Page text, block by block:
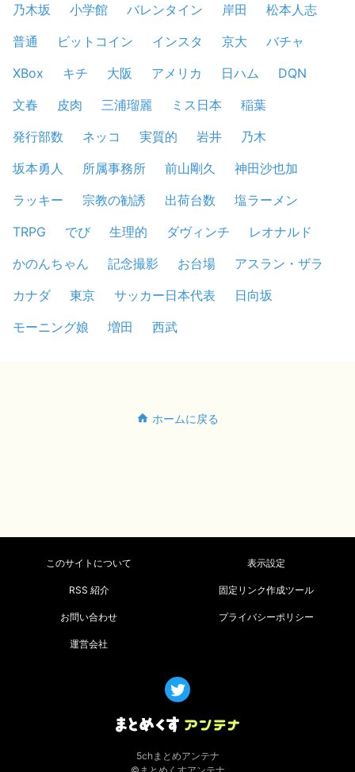
乃木坂 小学館 バレンタイン 岸田
松本人志
普通
ビットコイン インスタ 京大
バチャ
XBox
キチ 大阪 アメリカ 日ハム
DQN
文春
皮肉 三浦瑠麗 ミス日本
稲葉
発行部数
ネッコ 実質的 岩井
乃木
坂本勇人
所属事務所 前山剛久
神田沙也加
ラッキー
宗教の勧誘 出荷台数
塩ラーメン
TRPG
でび 生理的 ダヴィンチ
レオナルド
かのんちゃん
記念撮影 お台場
アスラン・ザラ
カナダ
東京 サッカー日本代表
日向坂
モーニング娘
増田 西武
ホームに戻る
このサイトについて 表示設定
RSS 紹介 固定リンク作成ツール
お問い合わせ プライバシーポリシー
運営会社
5chまとめアンテナ